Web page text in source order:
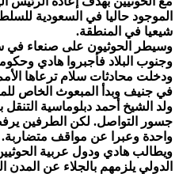
الموجود حاليا في السعودية
شيعيا في المنطقة.
وسيطر الحوثيون على صنعاء في
وجنوب البلاد فأجبروا هادي
ودخلت محادثات سلام ترعاها
في جنيف وبدأ المبعوث الخاص
ولد الشيخ أحمد دبلوماسية التنقل
جسور التواصل. لكن الطرفين
واحدة وعبرا عن مواقف متضاربة.
ويطالب هادي ودول عربية
الدولي يلزمهم بالجلاء عن المدن